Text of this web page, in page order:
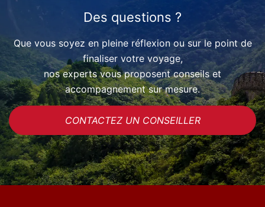
Des questions ?
Que vous soyez en pleine réflexion ou sur le point de
finaliser votre voyage,
nos experts vous proposent conseils et
accompagnement sur mesure.
CONTACTEZ UN CONSEILLER